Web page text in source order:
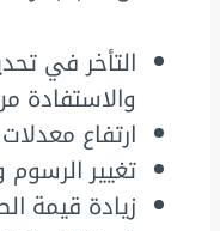
التأخر في
والاستفادة
ارتفاع
تغيير الرسوم